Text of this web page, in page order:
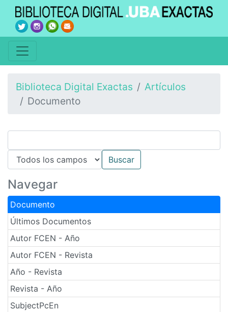
Biblioteca Digital Exactas
Artículos
Documento
Navegar
Documento
Últimos Documentos
Autor FCEN - Año
Autor FCEN - Revista
Año - Revista
Revista - Año
SubjectPcEn